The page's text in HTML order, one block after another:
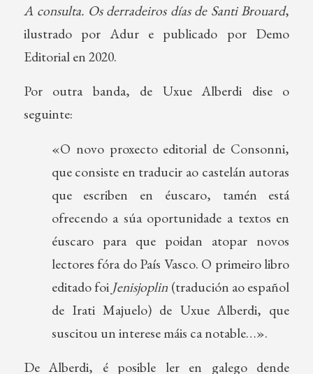
A consulta. Os derradeiros días de Santi Brouard,
ilustrado por Adur e publicado por Demo
Editorial en 2020.
Por outra banda, de Uxue Alberdi dise o
seguinte:
«O novo proxecto editorial de Consonni,
que consiste en traducir ao castelán autoras
que escriben en éuscaro, tamén está
ofrecendo a súa oportunidade a textos en
éuscaro para que poidan atopar novos
lectores fóra do País Vasco. O primeiro libro
editado foi Jenisjoplin (tradución ao español
de Irati Majuelo) de Uxue Alberdi, que
suscitou un interese máis ca notable…».
De Alberdi, é posible ler en galego dende